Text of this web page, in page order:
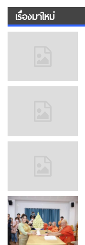
เรื่องมาใหม่